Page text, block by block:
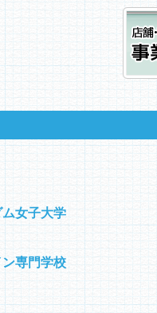
女子大学
専門学校